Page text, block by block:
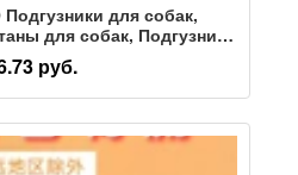
для собак,
для собак, Подгузники
Дневник среднего
животных
руб.